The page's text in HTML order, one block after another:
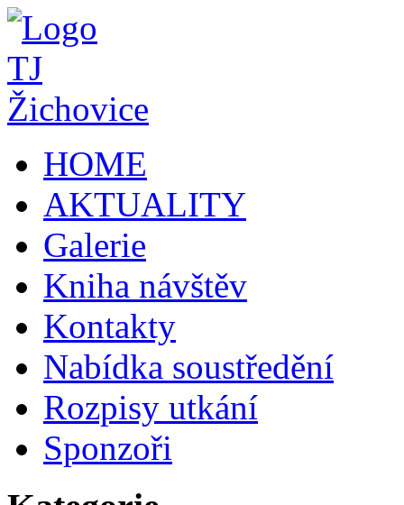
HOME
AKTUALITY
Galerie
Kniha návštěv
Kontakty
Nabídka soustředění
Rozpisy utkání
Sponzoři